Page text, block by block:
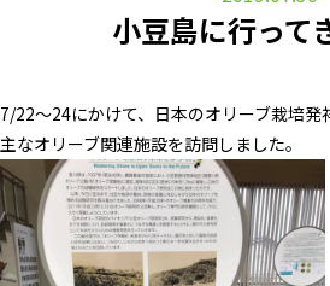
小豆島に行って
7/22～24にかけて、日本のオリーブ栽培発
主なオリーブ関連施設を訪問しました。